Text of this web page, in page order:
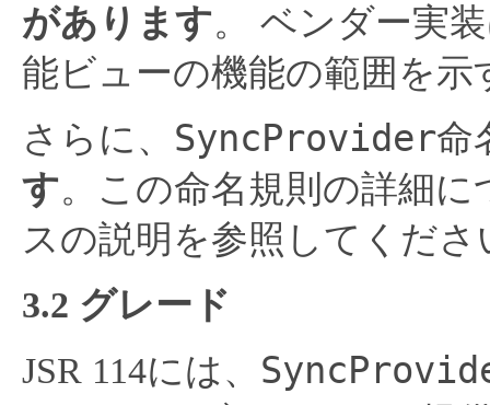
があります。
ベンダー実
能ビューの機能の範囲を
さらに、 SyncProvider命
す。この命名規則の詳細に
スの説明を参照してくださ
3.2 グレード
JSR 114には、